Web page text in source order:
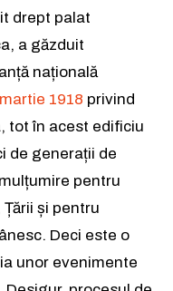
și citește știrile altfel.
Abonează-te
și citește știrile altfel.
Abonează-te
afacerilor și
drept palat
a găzduit
națională
1918 privind
tot în acest edificiu
de generații de
pentru
și pentru
Deci este o
unor evenimente